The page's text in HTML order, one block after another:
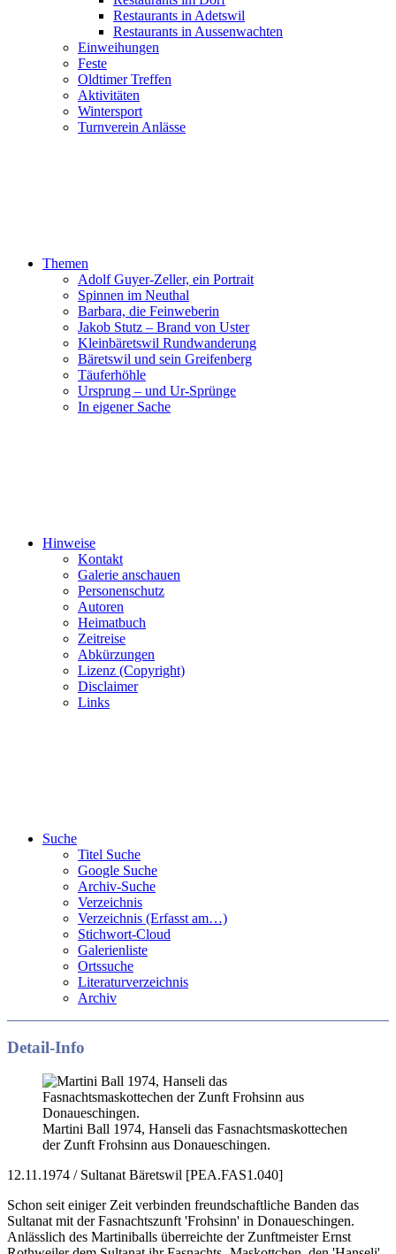
Restaurants in Adetswil
Restaurants in Aussenwachten
Einweihungen
Feste
Oldtimer Treffen
Aktivitäten
Wintersport
Turnverein Anlässe
Themen
Adolf Guyer-Zeller, ein Portrait
Spinnen im Neuthal
Barbara, die Feinweberin
Jakob Stutz – Brand von Uster
Kleinbäretswil Rundwanderung
Bäretswil und sein Greifenberg
Täuferhöhle
Ursprung – und Ur-Sprünge
In eigener Sache
Hinweise
Kontakt
Galerie anschauen
Personenschutz
Autoren
Heimatbuch
Zeitreise
Abkürzungen
Lizenz (Copyright)
Disclaimer
Links
Suche
Titel Suche
Google Suche
Archiv-Suche
Verzeichnis
Verzeichnis (Erfasst am…)
Stichwort-Cloud
Galerienliste
Ortssuche
Literaturverzeichnis
Archiv
Detail-Info
Martini Ball 1974, Hanseli das Fasnachtsmaskottechen
der Zunft Frohsinn aus Donaueschingen.
12.11.1974 / Sultanat Bäretswil [PEA.FAS1.040]
Schon seit einiger Zeit verbinden freundschaftliche Banden das
Sultanat mit der Fasnachtszunft 'Frohsinn' in Donaueschingen.
Anlässlich des Martiniballs überreichte der Zunftmeister Ernst